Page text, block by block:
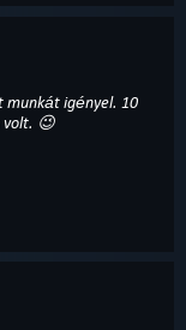
munkát igényel. 10
volt. 😉